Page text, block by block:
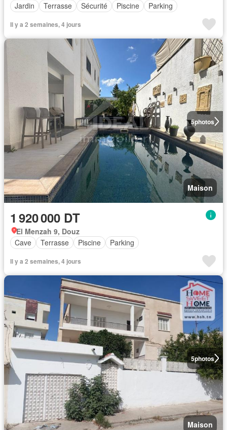
Jardin
Terrasse Sécurité Piscine Parking
Il y a 2 semaines, 4 jours
5photos
Maison
1 920 000 DT
El Menzah 9, Douz
Cave
Terrasse Piscine Parking
Il y a 2 semaines, 4 jours
5photos
Maison